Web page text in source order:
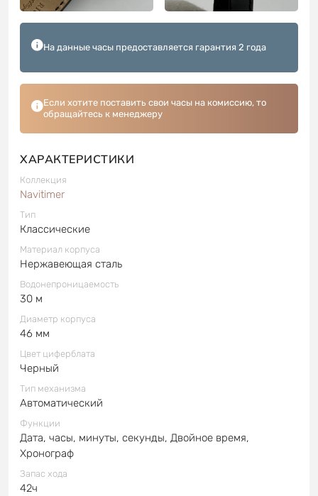
На данные часы предоставляется гарантия 2 года
Если хотите поставить свои часы на комиссию, то
обращайтесь к менеджеру
ХАРАКТЕРИСТИКИ
Коллекция
Navitimer
Тип
Классические
Материал корпуса
Нержавеющая сталь
Водонепроницаемость
30 м
Диаметр корпуса
46 мм
Цвет циферблата
Черный
Тип механизма
Автоматический
Функции
Дата, часы, минуты, секунды, Двойное время,
Хронограф
Запас хода
42ч